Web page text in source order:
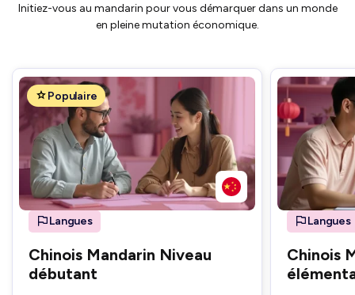
Initiez-vous au mandarin pour vous démarquer dans un monde
en pleine mutation économique.
Populaire
Langues
Chinois Mandarin Niveau
débutant
Langues
Chinois